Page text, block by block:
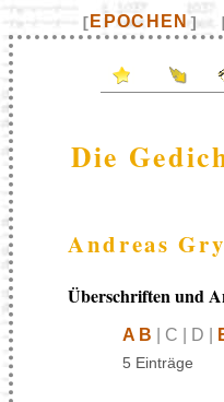
[ EPOCHEN ]
Die
Andreas
Überschriften und
A B | C | D |
5 Einträge